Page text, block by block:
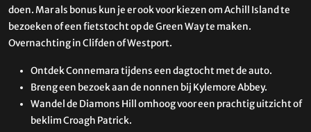
doen. Mar als bonus kun je er ook voor kiezen om Achill Island te
bezoeken of een fietstocht op de Green Way te maken.
Overnachting in Clifden of Westport.
Ontdek Connemara tijdens een dagtocht met de auto.
Breng een bezoek aan de nonnen bij Kylemore Abbey.
Wandel de Diamons Hill omhoog voor een prachtig uitzicht of
beklim Croagh Patrick.